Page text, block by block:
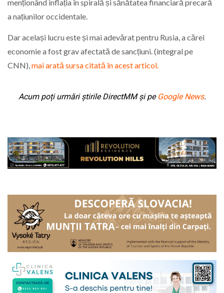
menționând inflația în spirală și sănătatea financiară precară
a națiunilor occidentale.
Dar același lucru este și mai adevărat pentru Rusia, a cărei
economie a fost grav afectată de sancțiuni. (integral pe
CNN),mai arată sursa citată în acest articol.
Acum poți urmări știrile DirectMM și pe Google News.